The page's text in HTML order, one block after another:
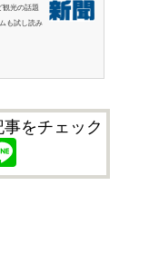
観光の話題
も試し読み
をチェック